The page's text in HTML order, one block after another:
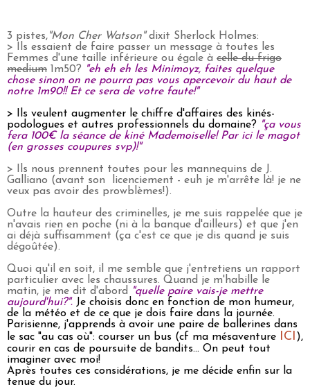
3 pistes,"Mon Cher Watson"dixit Sherlock Holmes:
> Ils essaient de faire passer un message à toutes les
Femmes d'une taille inférieure ou égale à celle du frigo
medium 1m50? "eh eh eh les Minimoyz, faites quelque
chose sinon on ne pourra pas vous apercevoir du haut de
notre 1m90!! Et ce sera de votre faute!"
> Ils veulent augmenter le chiffre d'affaires des kinés-
podologues et autres professionnels du domaine? "ça vous
fera 100€ la séance de kiné Mademoiselle! Par ici le magot
(en grosses coupures svp)!"
> Ils nous prennent toutes pour les mannequins de J.
Galliano (avant son licenciement - euh je m'arrête là! je ne
veux pas avoir des prowblèmes!).
Outre la hauteur des criminelles, je me suis rappelée que je
n'avais rien en poche (ni à la banque d'ailleurs) et que j'en
ai déjà suffisamment (ça c'est ce que je dis quand je suis
dégoûtée).
Quoi qu'il en soit, il me semble que j'entretiens un rapport
particulier avec les chaussures. Quand je m'habille le
matin, je me dit d'abord
"quelle paire vais-je mettre
aujourd'hui?". Je choisis donc en fonction de mon humeur,
de la météo et de ce que je dois faire dans la journée.
Parisienne, j'apprends à avoir une paire de ballerines dans
le sac "au cas où": courser un bus (cf ma mésaventure ICI ),
courir en cas de poursuite de bandits... On peut tout
imaginer avec moi!
Après toutes ces considérations, je me décide enfin sur la
tenue du jour.